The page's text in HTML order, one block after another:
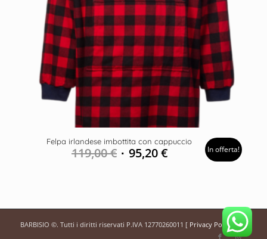
Felpa irlandese imbottita con cappuccio
119,00€ 95,20€ In offerta!
BARBISIO ©. Tutti i diritti riservati P.IVA 12770260011 [ Privacy Policy ]